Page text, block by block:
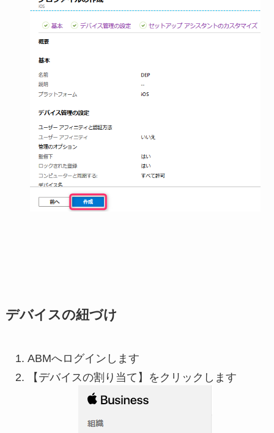
デバイスの紐づけ
ABMへログインします
【デバイスの割り当て】をクリックします